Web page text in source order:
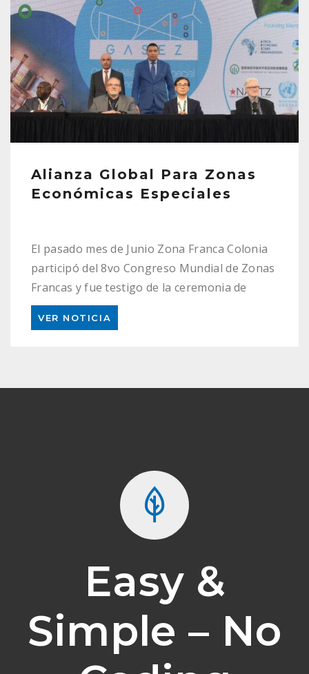
Alianza Global Para Zonas
Económicas Especiales
El pasado mes de Junio Zona Franca Colonia
participó del 8vo Congreso Mundial de Zonas
Francas y fue testigo de la ceremonia de
firma de la Alianza Global para Zonas
Económicas Especiales (GASEZ). La nueva
Easy &
Simple – No